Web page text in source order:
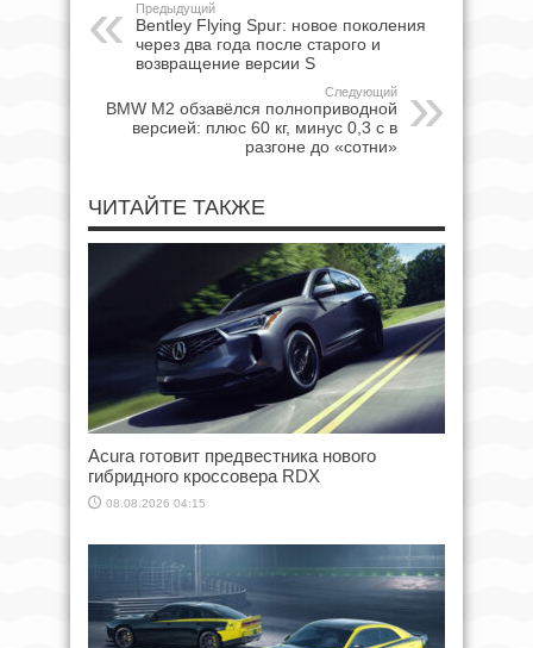
Предыдущий
Bentley Flying Spur: новое поколения
через два года после старого и
возвращение версии S
Следующий
BMW M2 обзавёлся полноприводной
версией: плюс 60 кг, минус 0,3 с в
разгоне до «сотни»
ЧИТАЙТЕ ТАКЖЕ
Acura готовит предвестника нового
гибридного кроссовера RDX
08.08.2026 04:15